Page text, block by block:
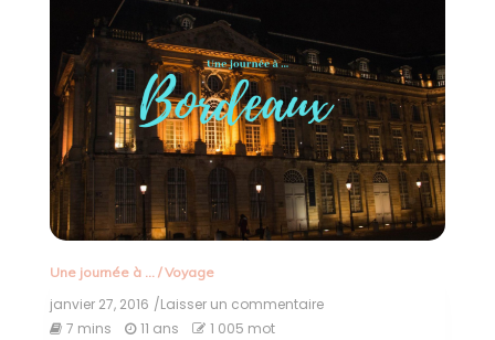
Une journée à .../Voyage
janvier 27, 2016 /Laisser un commentaireon
7 mins 11 ans 1 005 mot